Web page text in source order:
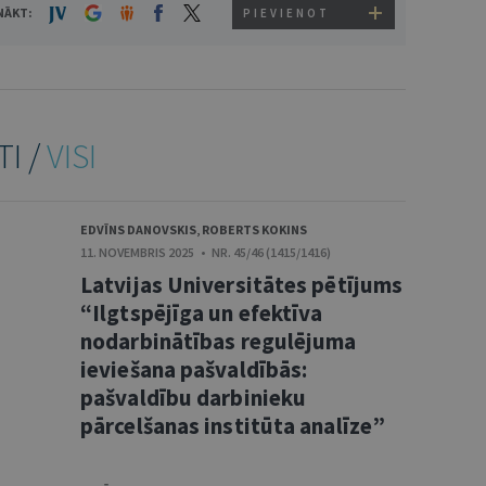
PIEVIENOT
/VISI
EDVĪNS DANOVSKIS, ROBERTS KOKINS
11. NOVEMBRIS 2025 • NR. 45/46 (1415/1416)
Latvijas Universitātes pētījums
“Ilgtspējīga un efektīva
nodarbinātības regulējuma
ieviešana pašvaldībās:
pašvaldību darbinieku
pārcelšanas institūta analīze”